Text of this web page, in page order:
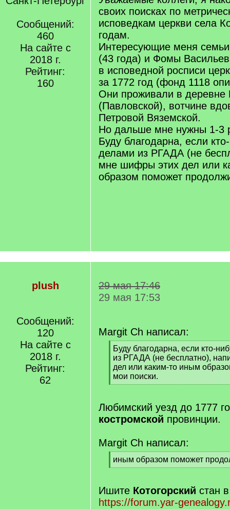
Сообщений:
460
На сайте с
2018 г.
Рейтинг:
160
своих поисках по
исповедкам церкви села
годам.
Интересующие меня
(43 года) и Фомы
в исповедной росписи
за 1772 год (фонд 1118
Они проживали в деревне
(Павловской), вотчине
Петровой Вяземской.
Но дальше мне нужны 1-3
Буду благодарна, если
делами из РГАДА (не
мне шифры этих дел или
образом поможет
plush
Сообщений:
120
На сайте с
2018 г.
Рейтинг:
62
29 мая 17:46
29 мая 17:53
Margit Ch написал:
[
q
]
Буду благодарна, если кто-
из РГАДА (не бесплатно),
дел или каким-то иным
мои поиски.
[
q
]
Любимский уезд до 1777
костромской провинции.
Margit Ch написал:
[
q
иным образом поможет
[
q
]
Ишите Котогорский стан
https://forum.yar-